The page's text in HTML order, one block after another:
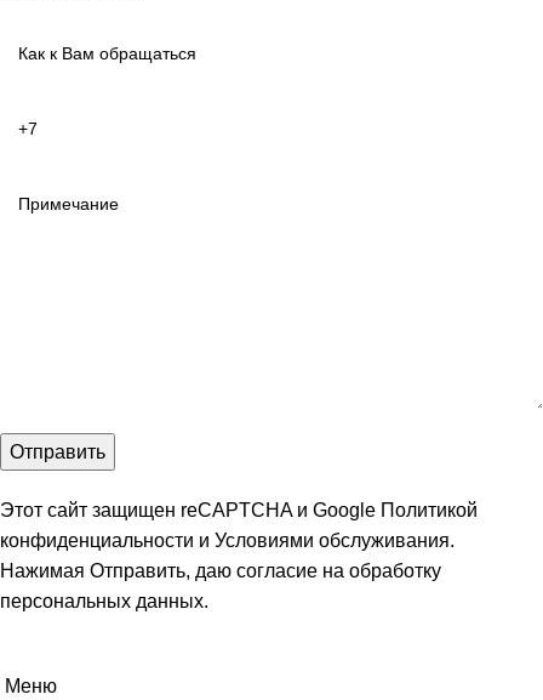
Этот сайт защищен reCAPTCHA и Google Политикой
конфиденциальности и Условиями обслуживания.
Нажимая Отправить, даю согласие на обработку
персональных данных.
Меню